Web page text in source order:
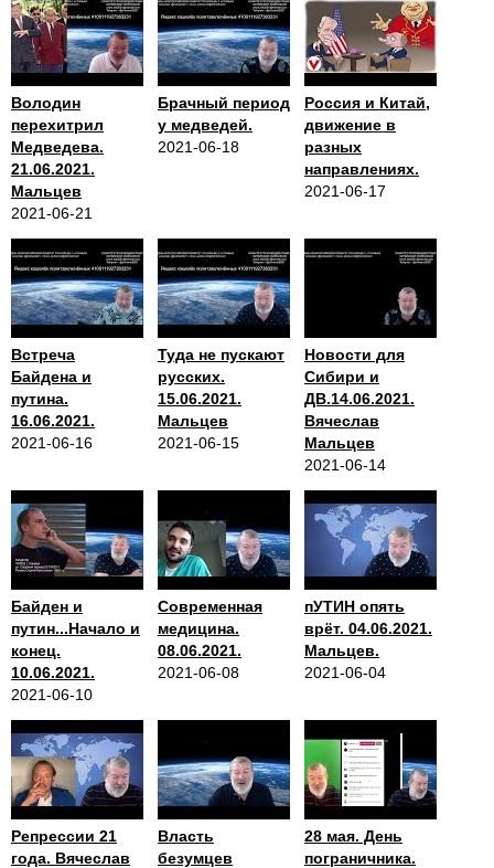
Володин
перехитрил
Медведева.
21.06.2021.
Мальцев
2021-06-21
Брачный период
у медведей.
2021-06-18
Россия и Китай,
движение в
разных
направлениях.
2021-06-17
Встреча
Байдена и
путина.
16.06.2021.
2021-06-16
Туда не пускают
русских.
15.06.2021.
Мальцев
2021-06-15
Новости для
Сибири и
ДВ.14.06.2021.
Вячеслав
Мальцев
2021-06-14
Байден и
путин...Начало и
конец.
10.06.2021.
2021-06-10
Современная
медицина.
08.06.2021.
2021-06-08
пУТИН опять
врёт. 04.06.2021.
Мальцев.
2021-06-04
Репрессии 21
года. Вячеслав
Власть
безумцев
28 мая. День
пограничника.